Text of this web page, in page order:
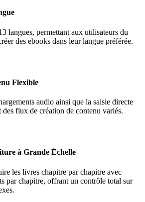
langues, permettant aux utilisateurs du
des ebooks dans leur langue préférée.
Flexible
audio ainsi que la saisie directe
flux de création de contenu variés.
à Grande Échelle
les livres chapitre par chapitre avec
par chapitre, offrant un contrôle total sur